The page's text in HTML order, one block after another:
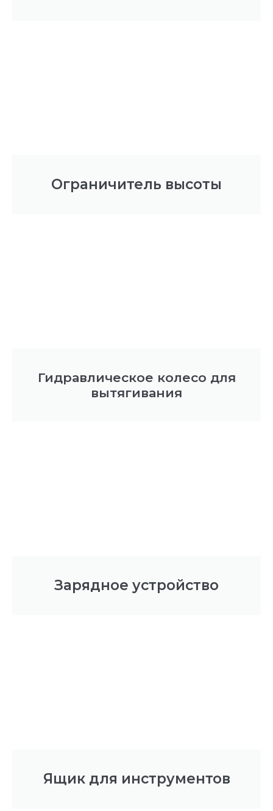
Ограничитель высоты
Гидравлическое колесо для
вытягивания
Зарядное устройство
Ящик для инструментов